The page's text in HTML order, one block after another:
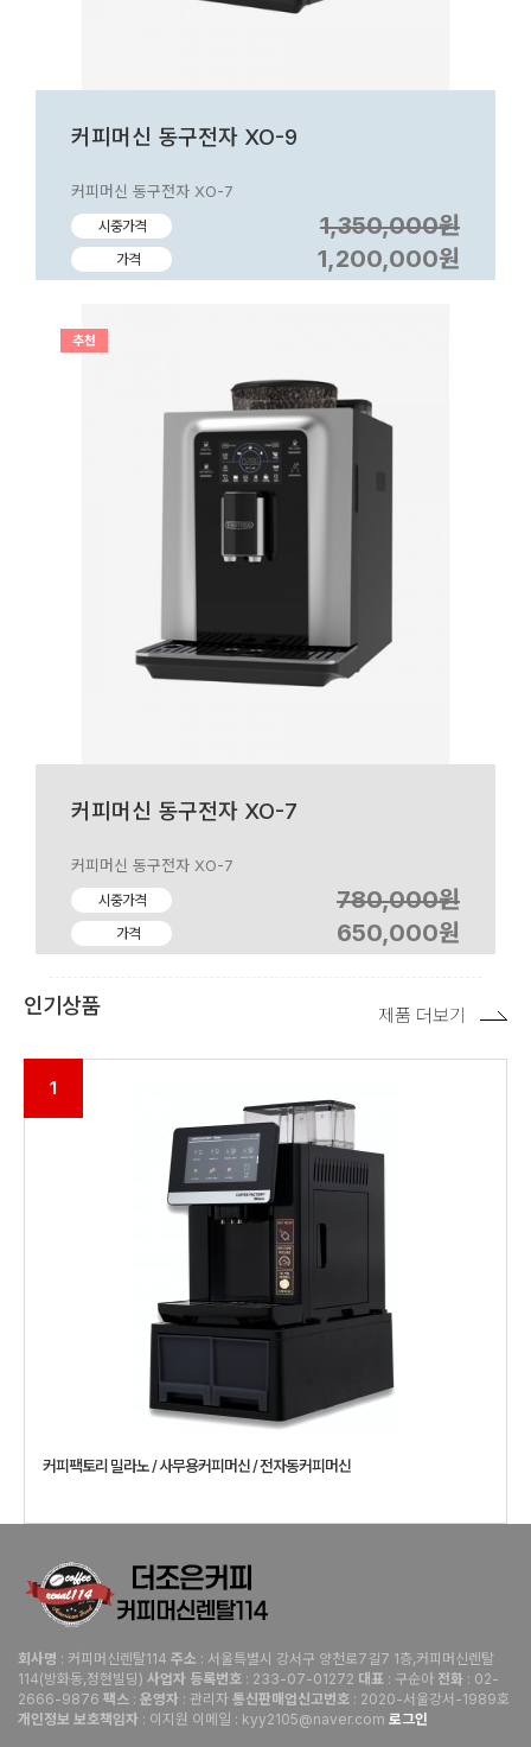
커피머신 동구전자 XO-9
커피머신 동구전자 XO-7
시중가격 1,350,000원
가격 1,200,000원
커피머신 동구전자 XO-7
커피머신 동구전자 XO-7
시중가격 780,000원
가격 650,000원
추천
인기상품
1
커피팩토리 밀라노 / 사무용커피머신 / 전자동커피머신
제품 더보기
회사명 : 커피머신렌탈114 주소 : 서울특별시 강서구 양천로7길7 1층,커피머신렌탈
114(방화동,정현빌딩) 사업자 등록번호 : 233-07-01272 대표 : 구순아 전화 : 02-
2666-9876 팩스 : 운영자 : 관리자 통신판매업신고번호 : 2020-서울강서-1989호
개인정보 보호책임자 : 이지원 이메일 : kyy2105@naver.com 로그인